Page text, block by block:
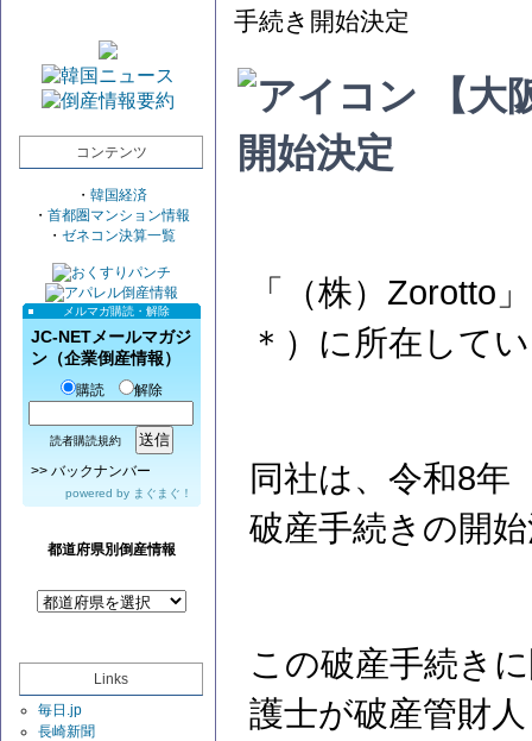
コンテンツ
・ 韓国経済
・ 首都圏マンション情報
・ ゼネコン決算一覧
メルマガ購読・解除
JC-NETメールマガジ
ン（企業倒産情報）
購読 解除
読者購読規約
>> バックナンバー
powered by まぐまぐ！
都道府県別倒産情報
Links
毎日.jp
長崎新聞
手続き開始決定
【大
開始決定
「（株）Zorotto
＊）に所在して
同社は、令和8年
破産手続きの開
この破産手続き
護士が破産管財